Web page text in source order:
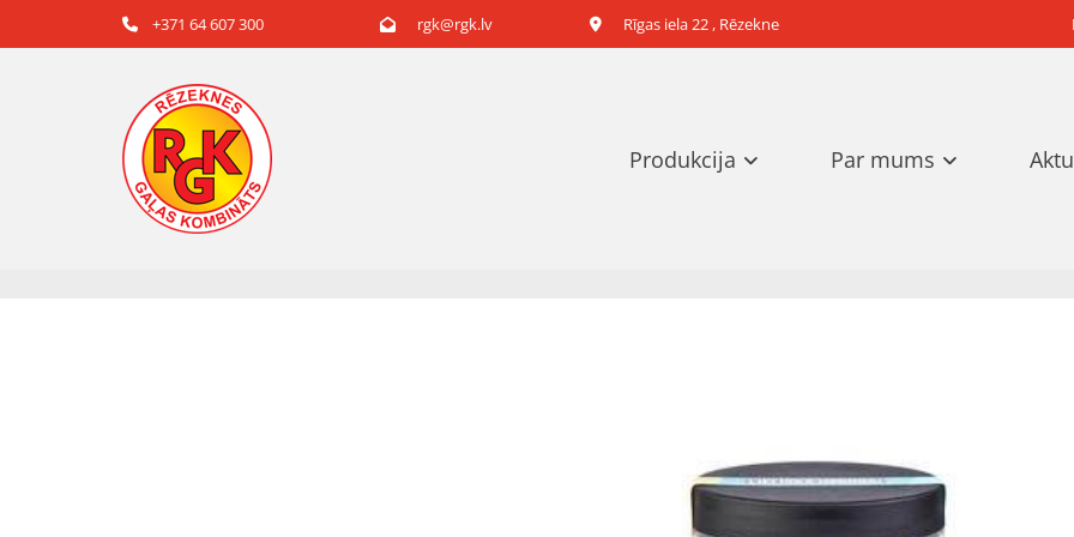
 +371 64 607 300  rgk@rgk.lv  Rīgas iela 22 , Rēzekne
Produkcija Par mums